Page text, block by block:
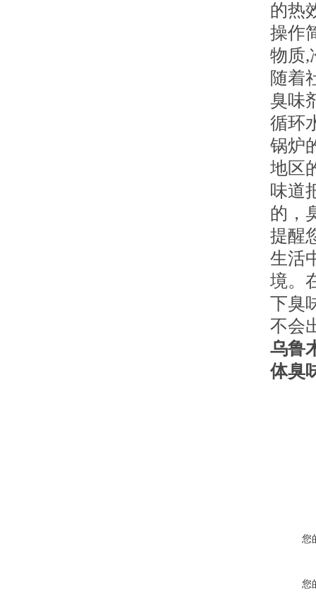
的热
操作
物质,
随着
臭味
循环
锅炉
地区
味道
的，
提醒
生活
境。
下臭
不会
乌鲁
体臭
您
您